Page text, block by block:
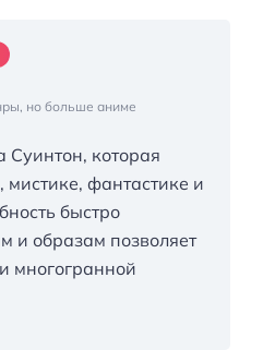
но больше аниме
которая
мистике, фантастике и
быстро
и образам позволяет
многогранной